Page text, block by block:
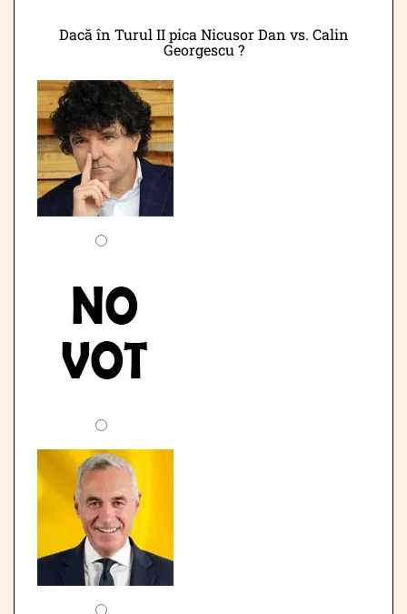
Dacă în Turul II pica Nicusor Dan vs. Calin
Georgescu ?